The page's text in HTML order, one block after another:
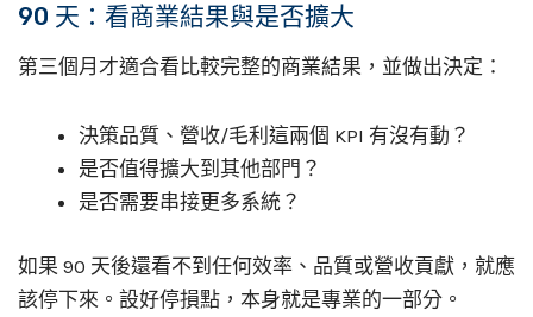
90 天：看商業結果與是否擴大
第三個月才適合看比較完整的商業結果，並做出決定：
決策品質、營收/毛利這兩個 KPI 有沒有動？
是否值得擴大到其他部門？
是否需要串接更多系統？
如果 90 天後還看不到任何效率、品質或營收貢獻，就應
該停下來。設好停損點，本身就是專業的一部分。